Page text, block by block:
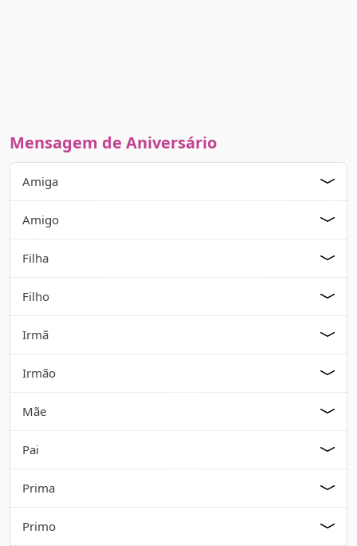
Mensagem de Aniversário
Amiga
Amigo
Filha
Filho
Irmã
Irmão
Mãe
Pai
Prima
Primo